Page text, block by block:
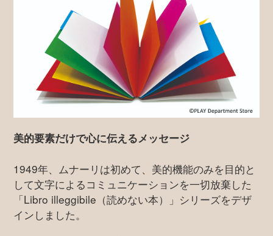
美的要素だけで心に伝えるメッセージ
1949年、ムナーリは初めて、美的機能のみを目的と
して文字によるコミュニケーションを一切放棄した
「Libro illeggibile（読めない本）」シリーズをデザ
インしました。